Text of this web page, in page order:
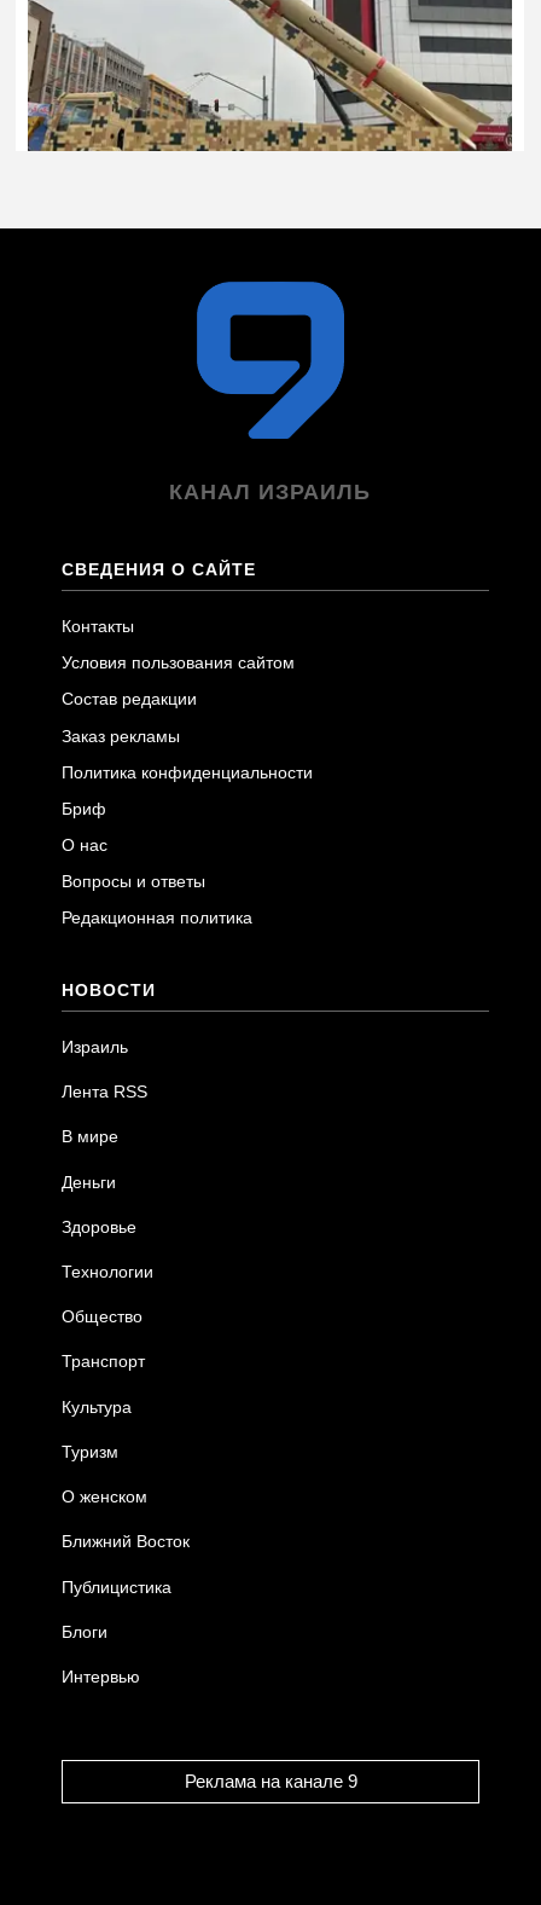
КАНАЛ ИЗРАИЛЬ
СВЕДЕНИЯ О САЙТЕ
Контакты
Условия пользования сайтом
Состав редакции
Заказ рекламы
Политика конфиденциальности
Бриф
О нас
Вопросы и ответы
Редакционная политика
НОВОСТИ
Израиль
Лента RSS
В мире
Деньги
Здоровье
Технологии
Общество
Транспорт
Культура
Туризм
О женском
Ближний Восток
Публицистика
Блоги
Интервью
Реклама на канале 9